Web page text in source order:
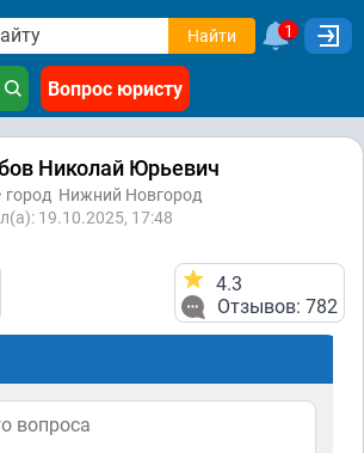
Найти 1
Вопрос юристу
Николай Юрьевич
город Нижний Новгород
19.10.2025, 17:48
4.3
Отзывов: 782